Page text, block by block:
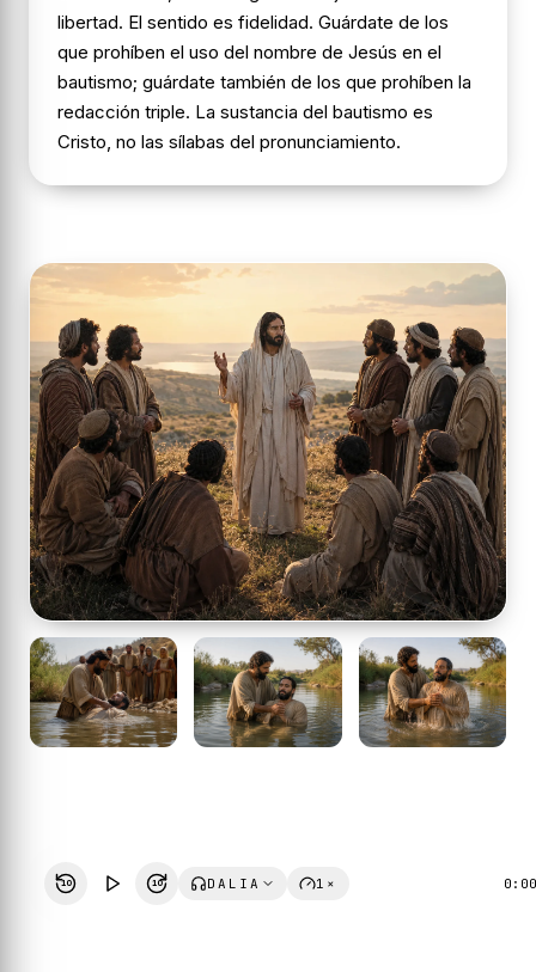
libertad. El sentido es fidelidad. Guárdate de los
que prohíben el uso del nombre de Jesús en el
bautismo; guárdate también de los que prohíben la
redacción triple. La sustancia del bautismo es
Cristo, no las sílabas del pronunciamiento.
10 10 DALIA 1× 0:00